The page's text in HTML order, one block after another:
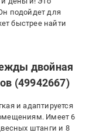
подойдет для
быстрее найти
двойная
(49942667)
и адаптируется
Имеет 6
штанги и 8